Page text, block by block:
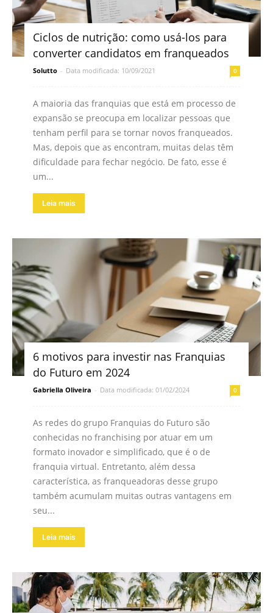
Ciclos de nutrição: como usá-los para
converter candidatos em franqueados
Solutto - Data modificada: 10/09/2021 0
A maioria das franquias que está em processo de
expansão se preocupa em localizar pessoas que
tenham perfil para se tornar novos franqueados.
Mas, depois que as encontram, muitas delas têm
dificuldade para fechar negócio. De fato, esse é
um...
Leia mais
6 motivos para investir nas Franquias
do Futuro em 2024
Gabriella Oliveira - Data modificada: 01/02/2024 0
As redes do grupo Franquias do Futuro são
conhecidas no franchising por atuar em um
formato inovador e simplificado, que é o de
franquia virtual. Entretanto, além dessa
característica, as franqueadoras desse grupo
também acumulam muitas outras vantagens em
seu...
Leia mais